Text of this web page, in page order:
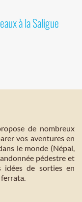
à la Saligue
de nombreux
vos aventures en
le monde (Népal,
pédestre et
idées de sorties en